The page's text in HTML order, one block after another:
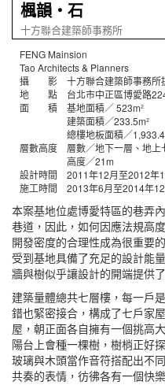
楓韻‧石
十方聯合建築師事務所
FENG Mainsion
Tao Architects & Planners
攝 影 十方聯合建築師事務所
地 點 台北市中正區博愛路
面 積 基地面積／ 523m²
建築面積／233.5m²
總樓地板面積／
層數高度 層數／地下一層、地上
高度／21m
設計時間 2011年12月至2012年
施工時間 2013年6月至2014年
本案基地位處博愛特區的巷弄
巷道，因此，如何因應法規高
開發密度的合理性成為很重要
受到基地具備了充足的設計能
牆與樹似乎讓設計的開端提供
建築量體總共七層樓，每一戶
錯也緊密接合，構成了七戶家
屋，朝正面各自擁有一個挑高
陽台上會種一棵樹，樹梢正好
玻璃與木頭當作音符搭配出不
共奏的表情，彷彿各有一個快